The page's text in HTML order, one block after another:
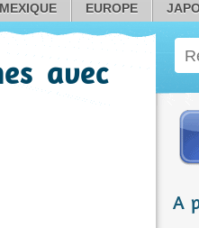
MEXIQUE EUROPE
avec
A